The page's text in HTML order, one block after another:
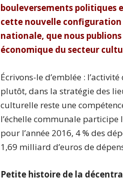
bouleversements politiques
cette nouvelle configuration
nationale, que nous
économique du secteur
Écrivons-le d’emblée :
plutôt, dans la stratégie des
culturelle reste une
l’échelle communale participe
pour l’année 2016, 4 % des
1,69 milliard d’euros de
Petite histoire de la